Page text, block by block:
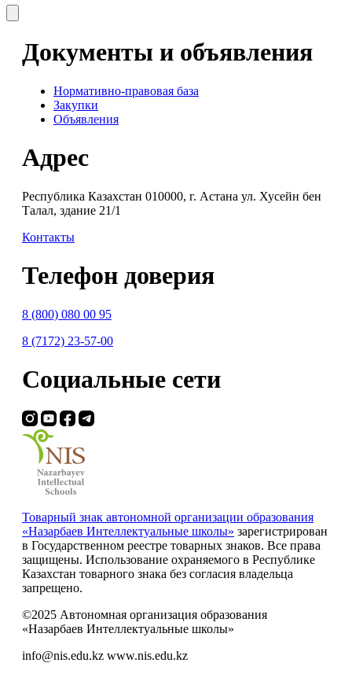
Документы и объявления
Нормативно-правовая база
Закупки
Объявления
Адрес
Республика Казахстан 010000, г. Астана ул. Хусейн бен
Талал, здание 21/1
Контакты
Телефон доверия
8 (800) 080 00 95
8 (7172) 23-57-00
Социальные сети
Товарный знак автономной организации образования
«Назарбаев Интеллектуальные школы» зарегистрирован
в Государственном реестре товарных знаков. Все права
защищены. Использование охраняемого в Республике
Казахстан товарного знака без согласия владельца
запрещено.
©2025 Автономная организация образования
«Назарбаев Интеллектуальные школы»
info@nis.edu.kz www.nis.edu.kz